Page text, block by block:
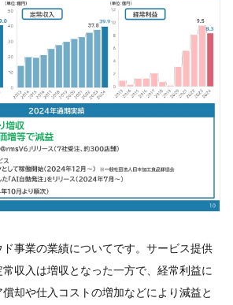
事業の業績についてです。サービス提供
収入は増収となった一方で、経常利益に
却や仕入コストの増加などにより減益と